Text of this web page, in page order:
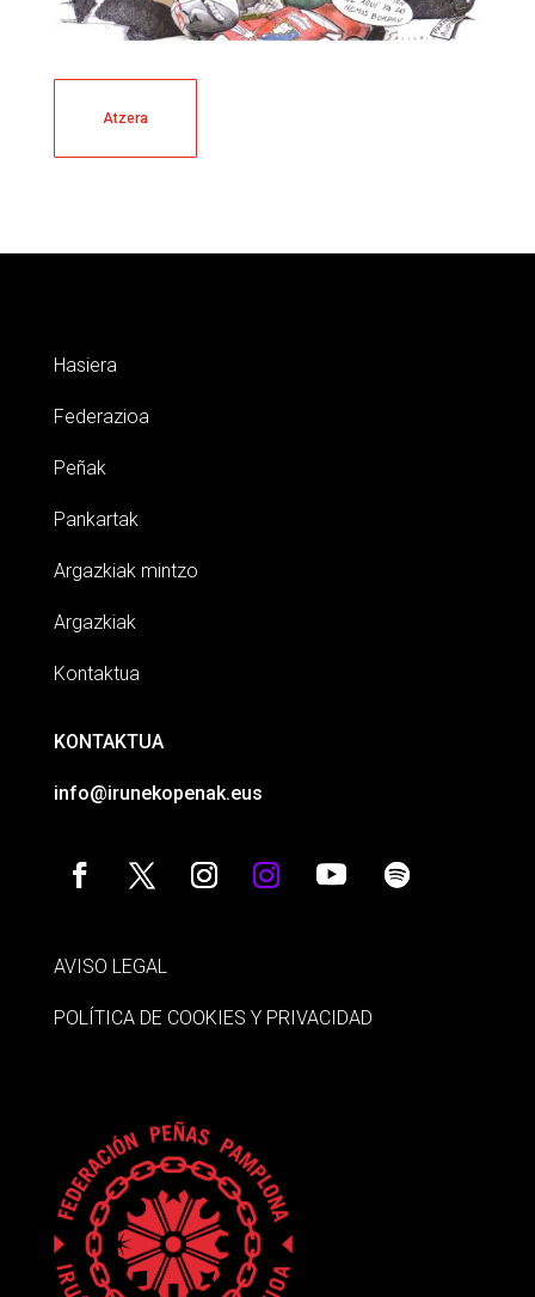
Atzera
Hasiera
Federazioa
Peñak
Pankartak
Argazkiak mintzo
Argazkiak
Kontaktua
KONTAKTUA
info@irunekopenak.eus
AVISO LEGAL
POLÍTICA DE COOKIES Y PRIVACIDAD